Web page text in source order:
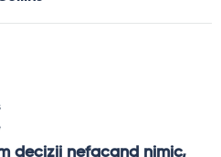
decizii nefacand nimic,